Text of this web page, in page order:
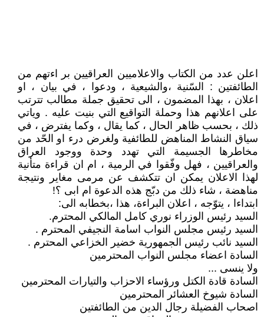
اعلن عدد من الكتاب والاعلاميين العراقيين بر اءتهم من
الطائفتين : السّنية ،والشيعية ، ودعوا ، في بيان ، او
اعلان ، بهذا المضمون ، الى تحقيق جملة مطالب تترتب
على اعلانهم هذا وحملة التواقيع التي بنيت عليه . وياتي
ذلك ، بحسب ظاهر الحال ، كما يقال ، وكما يفترض ، في
سياق النشاط المناهض للطائفية ولغرض درء او الحّد من
مخاطرها الجسيمة التي تهدد وحدة ووجود العراق
والعراقيين ، فهل وفّقوا في الرمية ، ام ان قراءة متأنية
لهذا الاعلان يمكن ان تتكشف عن مرمى مغاير ونتيجة
مناهضة ، شاء ذلك من دبّج هذه الدعوة ام ابى ؟!
ابتداءا ، يتوّجه ، اعلان البراءة، هذا ،بخطابه الى:
السيد رئيس الوزراء نوري كامل المالكي المحترم.
السيد رئيس مجلس النواب اسامة النجيفي المحترم .
السيد نائب رئيس الجمهورية خضير الخزاعي المحترم .
السادة اعضاء مجلس النواب المحترمين
ولا ينسى ...
السادة قادة الكتل ورؤساء الاحزاب والتيارات المحترمين
السادة شيوخ العشائر المحترمين
اصحاب الفضيلة رجال الدين من الطائفتين